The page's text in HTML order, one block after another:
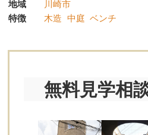
地域
川崎市
特徴
木造 中庭 ベンチ
無料見学相